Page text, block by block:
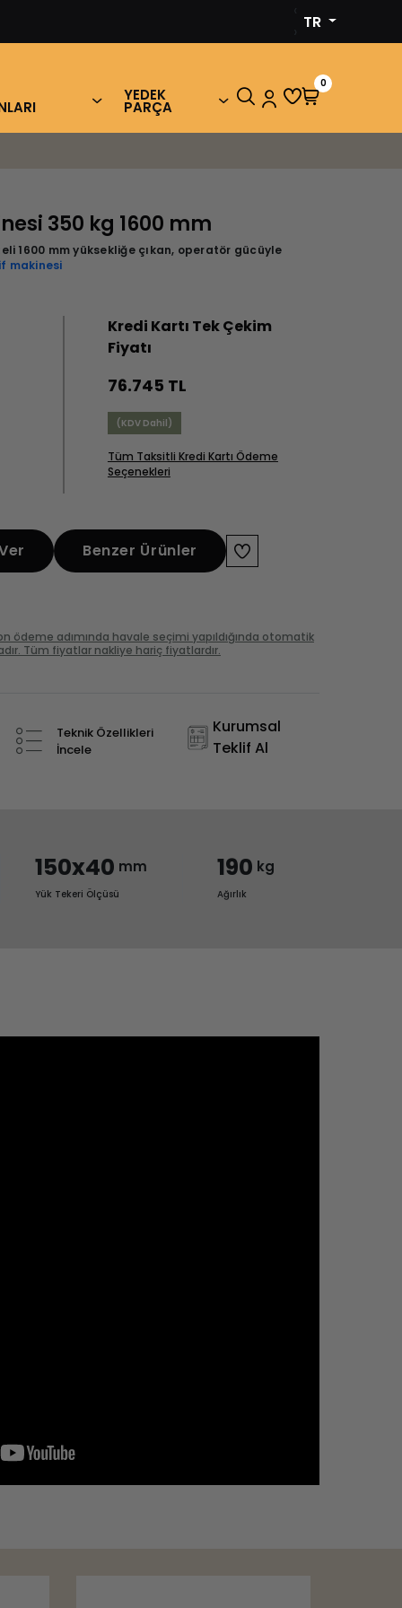
TR
YEDEK
PARÇA
0
350 kg 1600 mm
1600 mm yüksekliğe çıkan, operatör gücüyle
makinesi
Kredi Kartı Tek Çekim
Fiyatı
76.745 TL
(KDV Dahil)
Tüm Taksitli Kredi Kartı Ödeme
Seçenekleri
Benzer Ürünler
ödeme adımında havale seçimi yapıldığında otomatik
Tüm fiyatlar nakliye hariç fiyatlardır.
Teknik Özellikleri
İncele
Kurumsal
Teklif Al
150x40 mm
Yük Tekeri Ölçüsü
190 kg
Ağırlık